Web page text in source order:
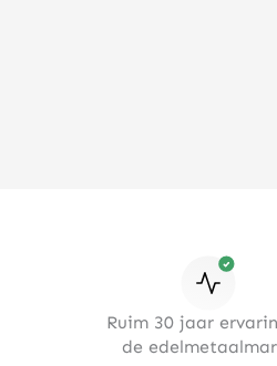
Ruim 30 jaar
de